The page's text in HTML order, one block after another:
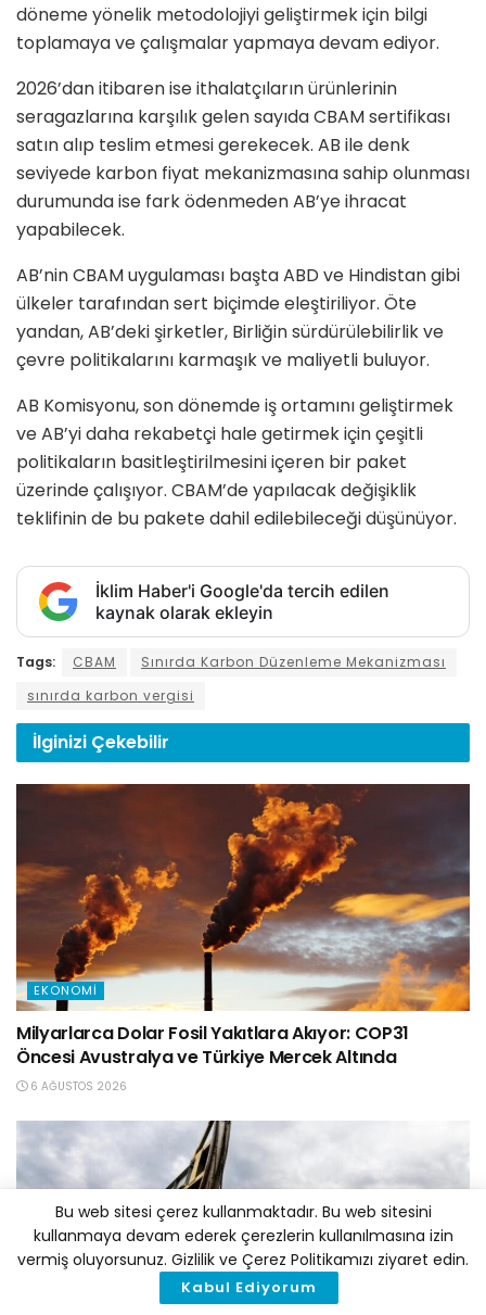
döneme yönelik metodolojiyi geliştirmek için bilgi
toplamaya ve çalışmalar yapmaya devam ediyor.
2026’dan itibaren ise ithalatçıların ürünlerinin
seragazlarına karşılık gelen sayıda CBAM sertifikası
satın alıp teslim etmesi gerekecek. AB ile denk
seviyede karbon fiyat mekanizmasına sahip olunması
durumunda ise fark ödenmeden AB’ye ihracat
yapabilecek.
AB’nin CBAM uygulaması başta ABD ve Hindistan gibi
ülkeler tarafından sert biçimde eleştiriliyor. Öte
yandan, AB’deki şirketler, Birliğin sürdürülebilirlik ve
çevre politikalarını karmaşık ve maliyetli buluyor.
AB Komisyonu, son dönemde iş ortamını geliştirmek
ve AB’yi daha rekabetçi hale getirmek için çeşitli
politikaların basitleştirilmesini içeren bir paket
üzerinde çalışıyor. CBAM’de yapılacak değişiklik
teklifinin de bu pakete dahil edilebileceği düşünüyor.
İklim Haber'i Google'da tercih edilen
kaynak olarak ekleyin
Tags: CBAM
Sınırda Karbon Düzenleme Mekanizması
sınırda karbon vergisi
İlginizi Çekebilir
EKONOMI
Milyarlarca Dolar Fosil Yakıtlara Akıyor: COP31
Öncesi Avustralya ve Türkiye Mercek Altında
6 AĞUSTOS 2026
Bu web sitesi çerez kullanmaktadır. Bu web sitesini
kullanmaya devam ederek çerezlerin kullanılmasına izin
vermiş oluyorsunuz. Gizlilik ve Çerez Politikamızı ziyaret edin.
Kabul Ediyorum